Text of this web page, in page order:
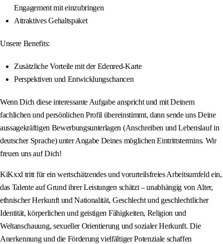
Engagement mit einzubringen
Attraktives Gehaltspaket
Unsere Benefits:
Zusätzliche Vorteile mit der Edenred-Karte
Perspektiven und Entwicklungschancen
Wenn Dich diese interessante Aufgabe anspricht und mit Deinem
fachlichen und persönlichen Profil übereinstimmt, dann sende uns Deine
aussagekräftigen Bewerbungsunterlagen (Anschreiben und Lebenslauf in
deutscher Sprache) unter Angabe Deines möglichen Eintrittstermins. Wir
freuen uns auf Dich!
KiKxxl tritt für ein wertschätzendes und vorurteilsfreies Arbeitsumfeld ein,
das Talente auf Grund ihrer Leistungen schätzt – unabhängig von Alter,
ethnischer Herkunft und Nationalität, Geschlecht und geschlechtlicher
Identität, körperlichen und geistigen Fähigkeiten, Religion und
Weltanschauung, sexueller Orientierung und sozialer Herkunft. Die
Anerkennung und die Förderung vielfältiger Potenziale schaffen